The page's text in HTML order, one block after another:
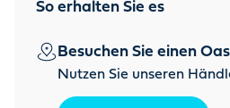
So erhalten Sie es
Besuchen Sie einen
Nutzen Sie unseren